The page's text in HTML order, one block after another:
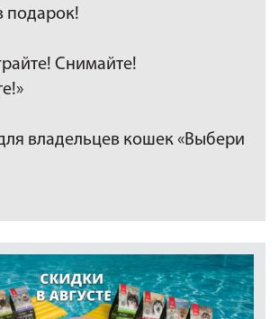
подарок!
Снимайте!
владельцев кошек «Выбери